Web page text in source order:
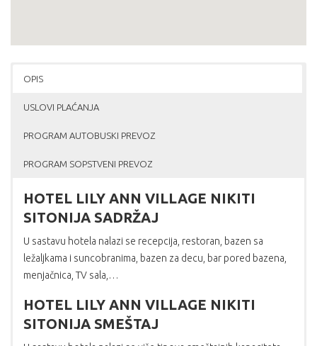
OPIS
USLOVI PLAĆANJA
PROGRAM AUTOBUSKI PREVOZ
PROGRAM SOPSTVENI PREVOZ
HOTEL LILY ANN VILLAGE NIKITI
SITONIJA SADRŽAJ
U sastavu hotela nalazi se recepcija, restoran, bazen sa
ležaljkama i suncobranima, bazen za decu, bar pored bazena,
menjačnica, TV sala,…
HOTEL LILY ANN VILLAGE NIKITI
SITONIJA SMEŠTAJ